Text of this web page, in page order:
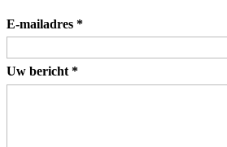
E-mailadres *
Uw bericht *